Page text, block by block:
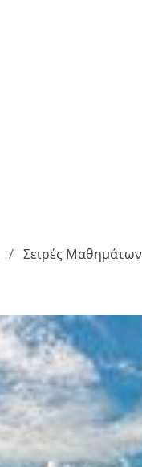
Σειρές Μαθημάτων